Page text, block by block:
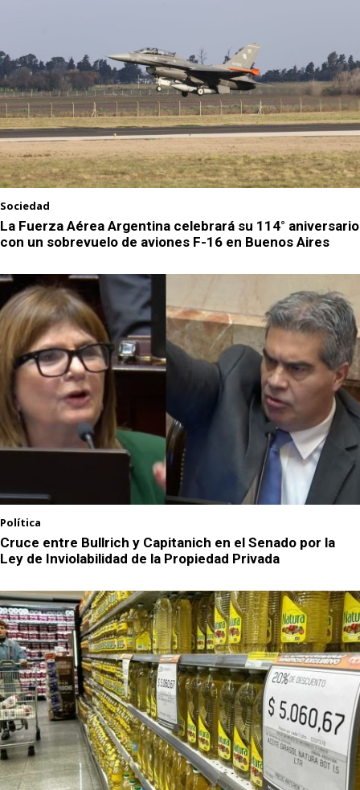
Sociedad
La Fuerza Aérea Argentina celebrará su 114° aniversario
con un sobrevuelo de aviones F-16 en Buenos Aires
Política
Cruce entre Bullrich y Capitanich en el Senado por la
Ley de Inviolabilidad de la Propiedad Privada